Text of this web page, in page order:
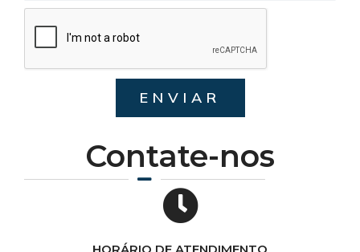
Contate-nos
ENVIAR